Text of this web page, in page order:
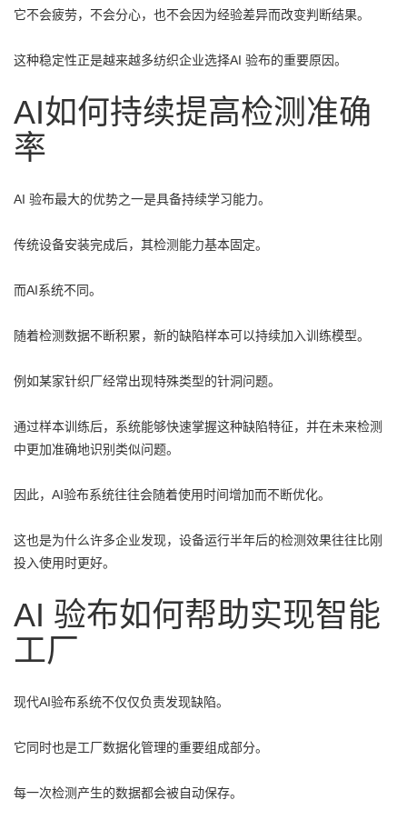
它不会疲劳，不会分心，也不会因为经验差异而改变判断结果。
这种稳定性正是越来越多纺织企业选择AI 验布的重要原因。
AI如何持续提高检测准确
率
AI 验布最大的优势之一是具备持续学习能力。
传统设备安装完成后，其检测能力基本固定。
而AI系统不同。
随着检测数据不断积累，新的缺陷样本可以持续加入训练模型。
例如某家针织厂经常出现特殊类型的针洞问题。
通过样本训练后，系统能够快速掌握这种缺陷特征，并在未来检测
中更加准确地识别类似问题。
因此，AI验布系统往往会随着使用时间增加而不断优化。
这也是为什么许多企业发现，设备运行半年后的检测效果往往比刚
投入使用时更好。
AI 验布如何帮助实现智能
工厂
现代AI验布系统不仅仅负责发现缺陷。
它同时也是工厂数据化管理的重要组成部分。
每一次检测产生的数据都会被自动保存。